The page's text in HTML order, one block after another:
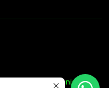
en Tenis.